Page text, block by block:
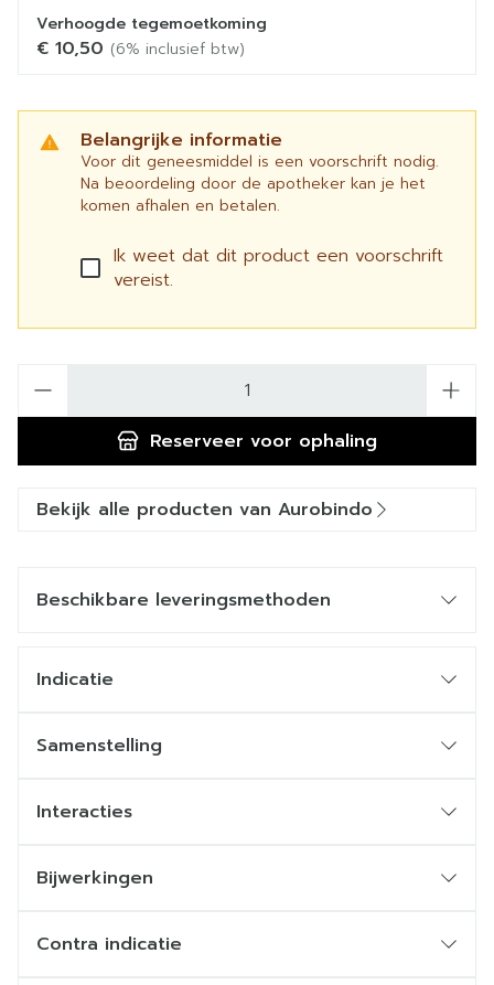
Verhoogde tegemoetkoming
€ 10,50 (6% inclusief btw)
Belangrijke informatie
Voor dit geneesmiddel is een voorschrift nodig.
Na beoordeling door de apotheker kan je het
komen afhalen en betalen.
Ik weet dat dit product een voorschrift
vereist.
Reserveer voor ophaling
Bekijk alle producten van Aurobindo
Beschikbare leveringsmethoden
Indicatie
Samenstelling
Interacties
Bijwerkingen
Contra indicatie